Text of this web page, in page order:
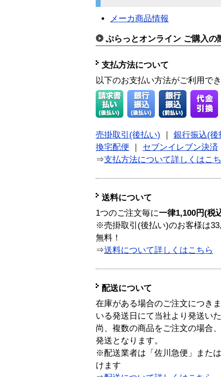
メーカ商品情報
ぷらっとオンライン ご購入の
支払方法について
以下のお支払い方法がご利用で
売掛取引(後払い)
銀行振込(後
換宅配便
セブンイレブン決済
⇒支払方法について詳しくはこ
送料について
1つのご注文毎に一律1,100円(税
※売掛取引(後払い)のお客様は
無料！
⇒送料について詳しくはこちら
配送について
在庫がある場合のご注文につき
いる発送日にて当社より発送い
尚、複数の商品をご注文の場合
発送となります。
※配送業者は「佐川急便」また
けます